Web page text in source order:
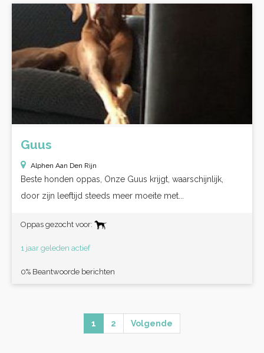
Guus
Alphen Aan Den Rijn
Beste honden oppas, Onze Guus krijgt, waarschijnlijk,
door zijn leeftijd steeds meer moeite met...
Oppas gezocht voor:
1 jaar geleden actief
0% Beantwoorde berichten
1 2 Volgende